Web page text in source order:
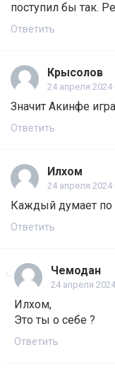
поступил бы так.
Ответить
Крысолов
24 апреля 2024
Значит Акинфе
Ответить
Илхом
24 апреля 2024
Каждый думает по
Ответить
Чемодан
24 апреля
Илхом,
Это ты о себе ?
Ответить